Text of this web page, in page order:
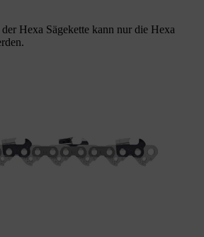
Hexa Sägekette kann nur die Hexa